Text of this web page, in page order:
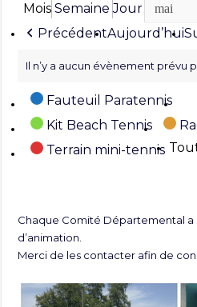
Mois Semaine Jour Mois
Année
PrécédentAujourd’hui
Il n’y a aucun évènement prévu
Catégories
Fauteuil Paratennis
Kit Beach Tennis
Terrain mini-tennis
Chaque Comité Départemental
d’animation.
Merci de les contacter afin de